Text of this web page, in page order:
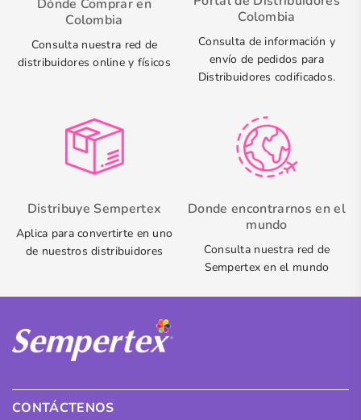
Dónde Comprar en
Colombia
Consulta nuestra red de
distribuidores online y físicos
Colombia
Consulta de información y
envío de pedidos para
Distribuidores codificados.
Distribuye Sempertex
Aplica para convertirte en uno
de nuestros distribuidores
Donde encontrarnos en el
mundo
Consulta nuestra red de
Sempertex en el mundo
CONTÁCTENOS